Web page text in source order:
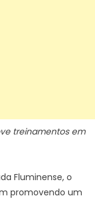
treinamentos em
Fluminense, o
promovendo um